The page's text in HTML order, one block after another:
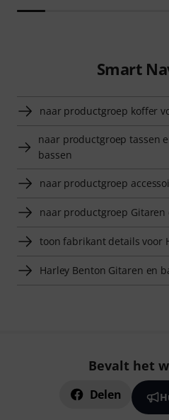
Smart
naar productgroep koffer
naar productgroep tassen
bassen
naar productgroep
naar productgroep Gitaren
toon fabrikant details voor
Harley Benton Gitaren en
Bevalt het
Delen